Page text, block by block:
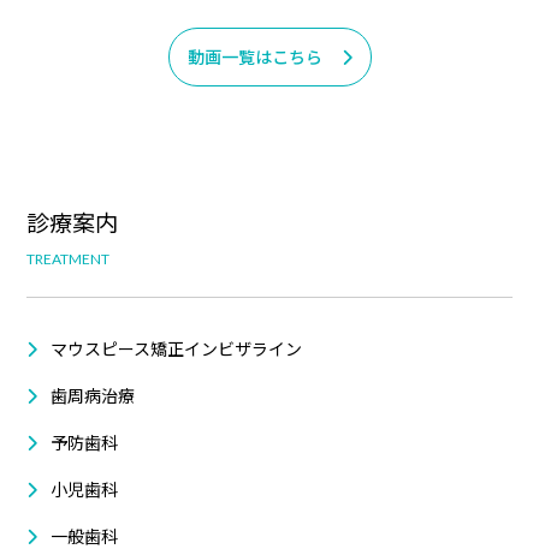
診療案内
TREATMENT
マウスピース矯正インビザライン
歯周病治療
予防歯科
小児歯科
一般歯科
動画一覧はこちら